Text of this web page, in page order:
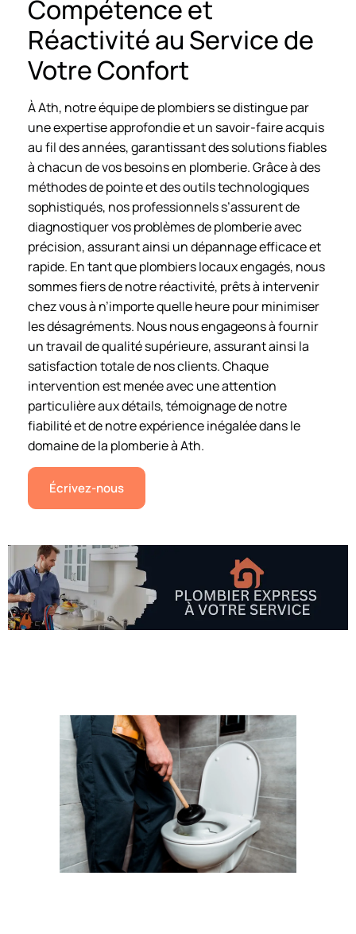
Compétence et
Réactivité au Service de
Votre Confort
À Ath, notre équipe de plombiers se distingue par
une expertise approfondie et un savoir-faire acquis
au fil des années, garantissant des solutions fiables
à chacun de vos besoins en plomberie. Grâce à des
méthodes de pointe et des outils technologiques
sophistiqués, nos professionnels s’assurent de
diagnostiquer vos problèmes de plomberie avec
précision, assurant ainsi un dépannage efficace et
rapide. En tant que plombiers locaux engagés, nous
sommes fiers de notre réactivité, prêts à intervenir
chez vous à n’importe quelle heure pour minimiser
les désagréments. Nous nous engageons à fournir
un travail de qualité supérieure, assurant ainsi la
satisfaction totale de nos clients. Chaque
intervention est menée avec une attention
particulière aux détails, témoignage de notre
fiabilité et de notre expérience inégalée dans le
domaine de la plomberie à Ath.
Écrivez-nous